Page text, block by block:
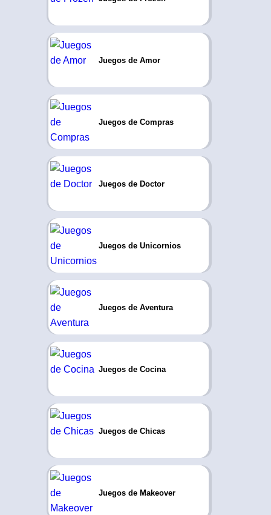
Juegos de Amor
Juegos de Compras
Juegos de Doctor
Juegos de Unicornios
Juegos de Aventura
Juegos de Cocina
Juegos de Chicas
Juegos de Makeover